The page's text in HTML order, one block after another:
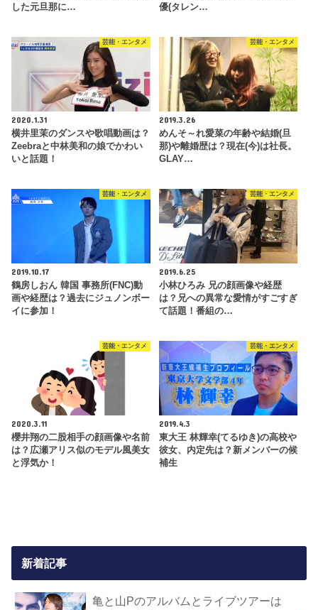
した元旦那に…
優(タレン…
芸能・エンタメ
2020.1.31
横井里茉のダンスや歌唱動画は？
Zeebraと中林美和の娘でかわい
いと話題！
芸能・エンタメ
2019.3.26
めんそ～れ愛菜の年齢や結婚(旦
那)や離婚歴は？現在(今)は社長。
GLAY…
芸能・エンタメ
2019.10.17
鶴房しおん 韓国 事務所(FNC)動
画や経歴は？過去にジュノンボー
イに参加！
芸能・エンタメ
2019.6.25
小林ひろみ 兄の顔画像や経歴
は？兄への異常な愛情がすごすぎ
て話題！番組の…
芸能・エンタメ
2020.3.11
櫻井翔の二股相手の顔画像や名前
は？広瀬アリス似のモデル風美女
と浮気か！
芸能・エンタメ
2019.4.3
東大王 林輝幸(てるゆき)の高校や
彼女、内定先は？新メンバーの候
補生
新着記事
亀と山Pのアルバムとライブツアーは